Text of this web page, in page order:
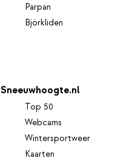
Parpan
Björkliden
Sneeuwhoogte.nl
Top 50
Webcams
Wintersportweer
Kaarten